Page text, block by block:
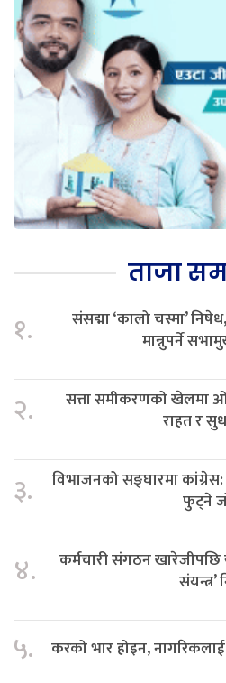
ताजा
१.
संसद्मा ‘कालो चस्मा’ निषेध,
मान्नुपर्ने
२.
सत्ता समीकरणको खेलमा
राहत र
३.
विभाजनको सङ्घारमा कांग्रेस:
फुट्ने
४.
कर्मचारी संगठन खारेजीपछि
संयन्त्र’
५. करको भार होइन,